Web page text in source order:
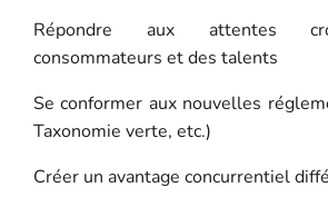
Répondre aux attentes
consommateurs et des talents
Se conformer aux nouvelles
Taxonomie verte, etc.)
Créer un avantage concurrentiel